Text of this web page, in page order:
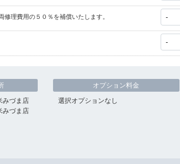
理費用の５０％を補償いたします。
みづま店
みづま店
オプション料金
選択オプションなし